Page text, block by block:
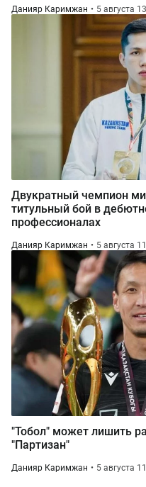
Данияр Каримжан 5 августа
Двукратный чемпион
титульный бой в
профессионалах
Данияр Каримжан 5 августа
"Тобол" может лишить
"Партизан"
Данияр Каримжан 5 августа